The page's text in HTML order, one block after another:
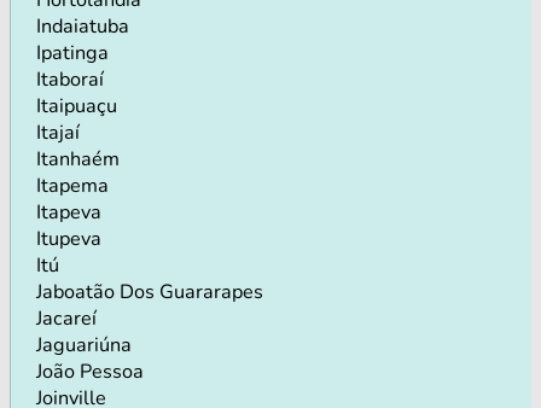
Indaiatuba
Ipatinga
Itaboraí
Itaipuaçu
Itajaí
Itanhaém
Itapema
Itapeva
Itupeva
Itú
Jaboatão Dos Guararapes
Jacareí
Jaguariúna
João Pessoa
Joinville